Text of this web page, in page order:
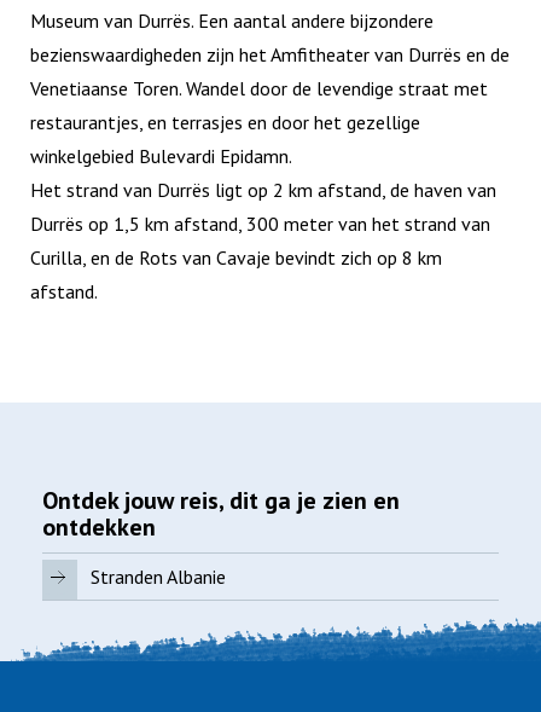
Museum van Durrës. Een aantal andere bijzondere
bezienswaardigheden zijn het Amfitheater van Durrës en de
Venetiaanse Toren. Wandel door de levendige straat met
restaurantjes, en terrasjes en door het gezellige
winkelgebied Bulevardi Epidamn.
Het strand van Durrës ligt op 2 km afstand, de haven van
Durrës op 1,5 km afstand, 300 meter van het strand van
Curilla, en de Rots van Cavaje bevindt zich op 8 km
afstand.
Ontdek jouw reis, dit ga je zien en
ontdekken
Stranden Albanie